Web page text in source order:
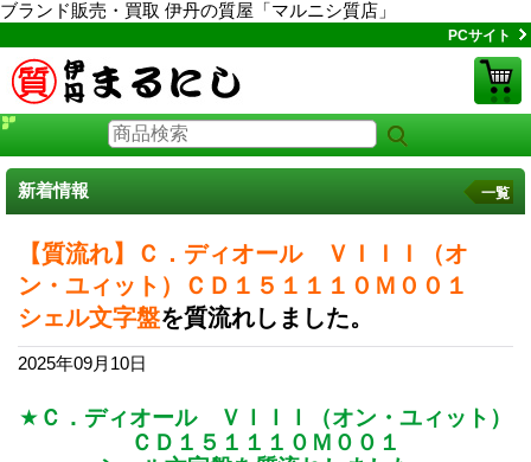
ブランド販売・買取 伊丹の質屋「マルニシ質店」
PCサイト
新着情報 一覧
【質流れ】Ｃ．ディオール ＶＩＩＩ（オ
ン・ユィット）ＣＤ１５１１１０Ｍ００１
シェル文字盤を質流れしました。
2025年09月10日
★ Ｃ．ディオール ＶＩＩＩ（オン・ユィット）
ＣＤ１５１１１０Ｍ００１